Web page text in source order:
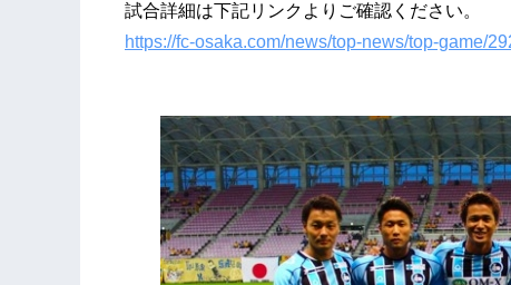
試合詳細は下記リンクよりご確認ください。
https://fc-osaka.com/news/top-news/top-game/